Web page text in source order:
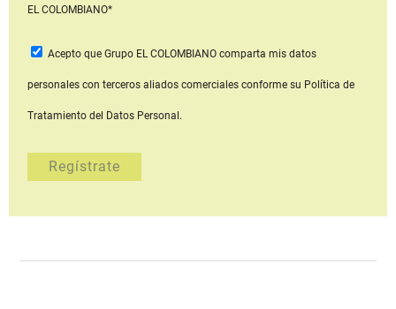
EL COLOMBIANO*
Acepto que Grupo EL COLOMBIANOcomparta mis datos
personales con terceros aliados comerciales conforme su Política de
Tratamiento del Datos Personal.